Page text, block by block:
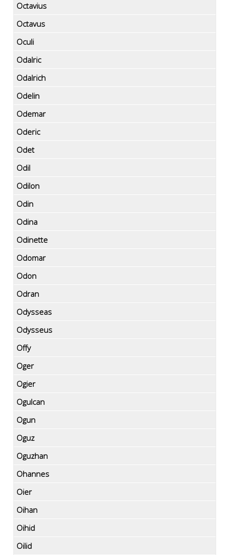
Octavius
Octavus
Oculi
Odalric
Odalrich
Odelin
Odemar
Oderic
Odet
Odil
Odilon
Odin
Odina
Odinette
Odomar
Odon
Odran
Odysseas
Odysseus
Offy
Oger
Ogier
Ogulcan
Ogun
Oguz
Oguzhan
Ohannes
Oier
Oihan
Oihid
Oilid